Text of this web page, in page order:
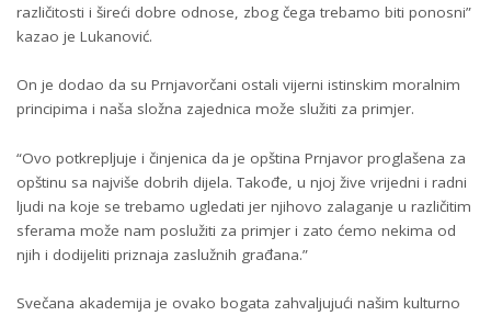
različitosti i šireći dobre odnose, zbog čega trebamo biti ponosni”
kazao je Lukanović.
On je dodao da su Prnjavorčani ostali vijerni istinskim moralnim
principima i naša složna zajednica može služiti za primjer.
“Ovo potkrepljuje i činjenica da je opština Prnjavor proglašena za
opštinu sa najviše dobrih dijela. Takođe, u njoj žive vrijedni i radni
ljudi na koje se trebamo ugledati jer njihovo zalaganje u različitim
sferama može nam poslužiti za primjer i zato ćemo nekima od
njih i dodijeliti priznaja zaslužnih građana.”
Svečana akademija je ovako bogata zahvaljujući našim kulturno